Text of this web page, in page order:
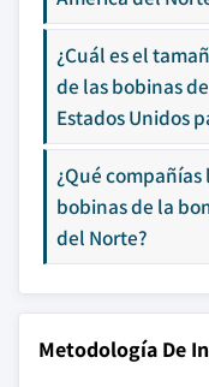
¿Cuál es el
de las bobinas
Estados Unidos
¿Qué
bobinas de la
del Norte?
Metodología De